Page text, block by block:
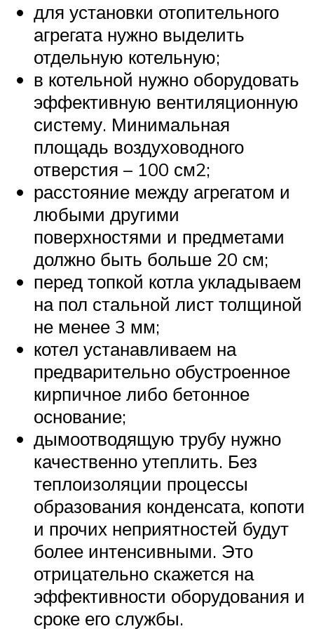
для установки отопительного
агрегата нужно выделить
отдельную котельную;
в котельной нужно оборудовать
эффективную вентиляционную
систему. Минимальная
площадь воздуховодного
отверстия – 100 см2;
расстояние между агрегатом и
любыми другими
поверхностями и предметами
должно быть больше 20 см;
перед топкой котла укладываем
на пол стальной лист толщиной
не менее 3 мм;
котел устанавливаем на
предварительно обустроенное
кирпичное либо бетонное
основание;
дымоотводящую трубу нужно
качественно утеплить. Без
теплоизоляции процессы
образования конденсата, копоти
и прочих неприятностей будут
более интенсивными. Это
отрицательно скажется на
эффективности оборудования и
сроке его службы.